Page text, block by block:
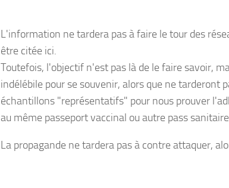
L'information ne tardera pas à faire le tour des
être citée ici.
Toutefois, l'objectif n'est pas là de le faire savoir,
indélébile pour se souvenir, alors que ne tarderont
échantillons "représentatifs" pour nous prouver
au même passeport vaccinal ou autre pass
La propagande ne tardera pas à contre attaquer,